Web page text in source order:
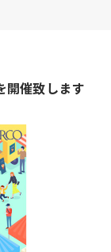
催致します